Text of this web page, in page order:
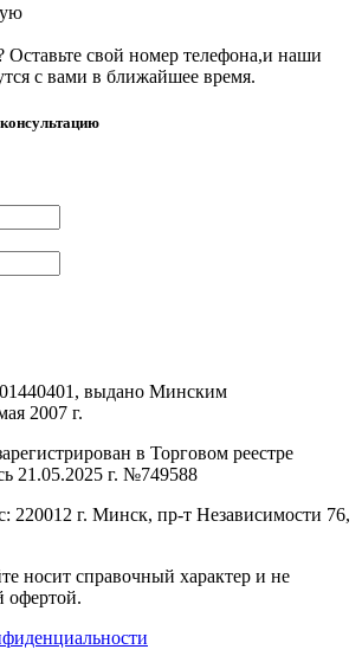
свой номер телефона,и наши
с вами в ближайшее время.
выдано Минским
2007 г.
в Торговом реестре
21.05.2025 г. №749588
220012 г. Минск, пр-т Независимости 76,
носит справочный характер и не
офертой.